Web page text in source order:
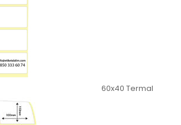
60x40 Termal